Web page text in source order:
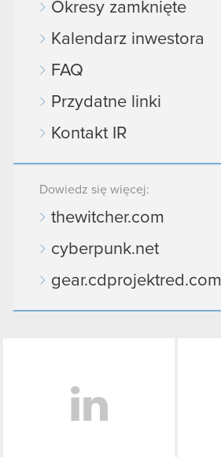
Okresy zamknięte
Kalendarz inwestora
FAQ
Przydatne linki
Kontakt IR
Dowiedz się więcej:
thewitcher.com
cyberpunk.net
gear.cdprojektred.com